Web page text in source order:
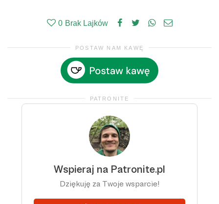
0 Brak Lajków
POSTAW NAM KAWĘ
PATRONITE